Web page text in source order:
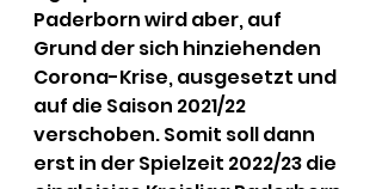
Paderborn wird aber, auf
Grund der sich hinziehenden
Corona-Krise, ausgesetzt und
auf die Saison 2021/22
verschoben. Somit soll dann
erst in der Spielzeit 2022/23 die